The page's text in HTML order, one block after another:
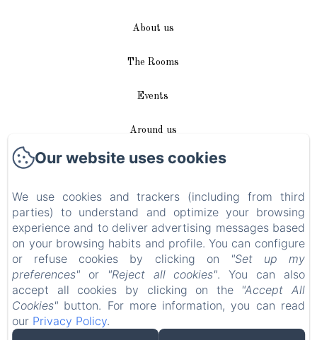
About us
The Rooms
Events
Around us
Access / Contact
Plan du site
Blog
Legal notice
EN FR DE
Our website uses cookies
We use cookies and trackers (including from third
parties) to understand and optimize your browsing
experience and to deliver advertising messages based
on your browsing habits and profile. You can configure
or refuse cookies by clicking on
"Set up my
preferences" or "Reject all cookies". You can also
accept all cookies by clicking on the "Accept All
Cookies" button. For more information, you can read
our Privacy Policy.